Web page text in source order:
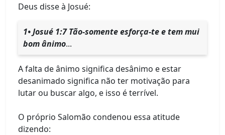
Deus disse à Josué:
1• Josué 1:7 Tão-somente esforça-te e tem mui
bom ânimo...
A falta de ânimo significa desânimo e estar
desanimado significa não ter motivação para
lutar ou buscar algo, e isso é terrível.
O próprio Salomão condenou essa atitude
dizendo: